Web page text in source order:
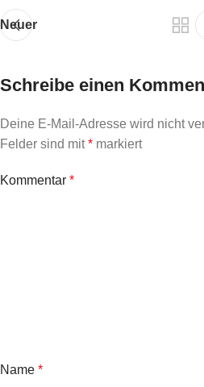
Neuer
Schreibe einen
Deine E-Mail-Adresse wird nicht
Felder sind mit* markiert
Kommentar *
Name *